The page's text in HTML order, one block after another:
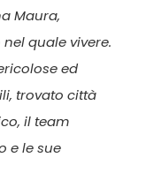
Maura,
quale vivere.
ed
trovato città
il team
e le sue